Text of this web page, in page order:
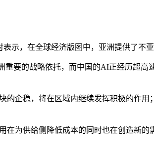
表示，在全球经济版图中，亚洲提供了不亚
要的战略依托，而中国的AI正经历超高
企稳，将在区域内继续发挥积极的作用
为供给侧降低成本的同时也在创造新的